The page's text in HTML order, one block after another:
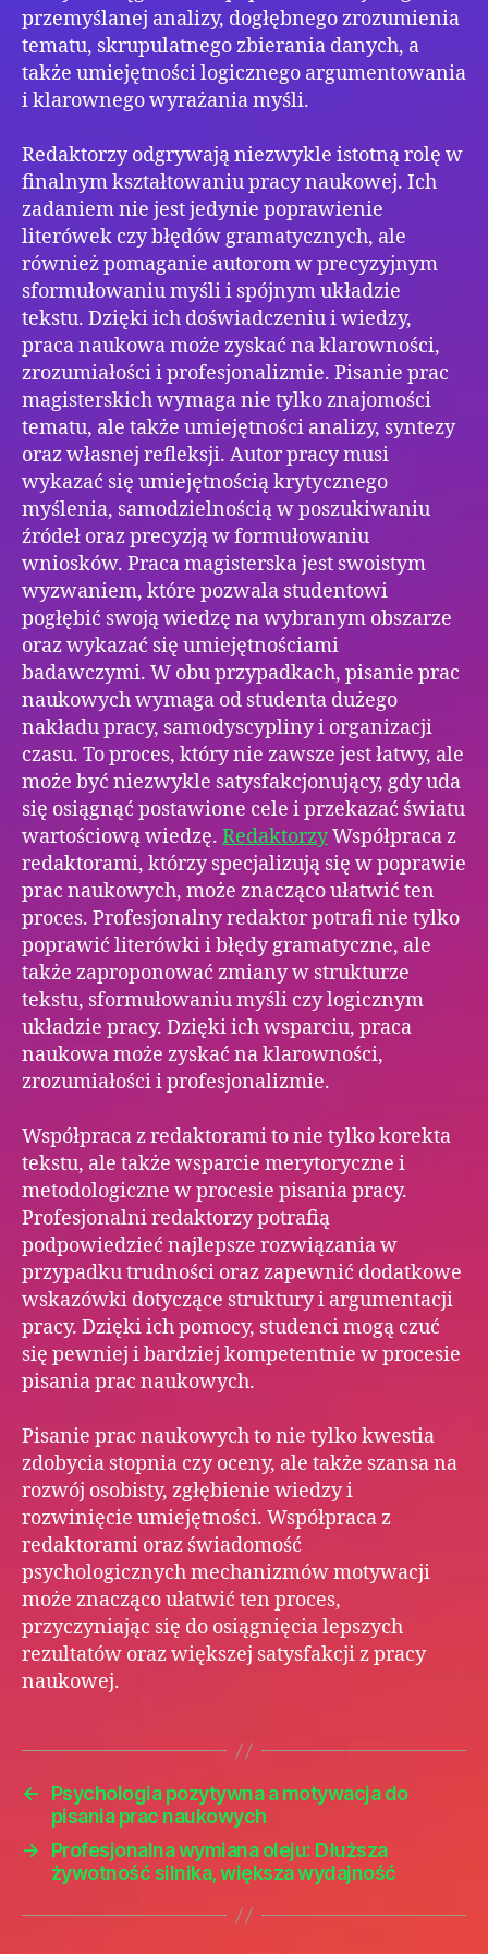
przemyślanej analizy, dogłębnego zrozumienia
tematu, skrupulatnego zbierania danych, a
także umiejętności logicznego argumentowania
i klarownego wyrażania myśli.
Redaktorzy odgrywają niezwykle istotną rolę w
finalnym kształtowaniu pracy naukowej. Ich
zadaniem nie jest jedynie poprawienie
literówek czy błędów gramatycznych, ale
również pomaganie autorom w precyzyjnym
sformułowaniu myśli i spójnym układzie
tekstu. Dzięki ich doświadczeniu i wiedzy,
praca naukowa może zyskać na klarowności,
zrozumiałości i profesjonalizmie. Pisanie prac
magisterskich wymaga nie tylko znajomości
tematu, ale także umiejętności analizy, syntezy
oraz własnej refleksji. Autor pracy musi
wykazać się umiejętnością krytycznego
myślenia, samodzielnością w poszukiwaniu
źródeł oraz precyzją w formułowaniu
wniosków. Praca magisterska jest swoistym
wyzwaniem, które pozwala studentowi
pogłębić swoją wiedzę na wybranym obszarze
oraz wykazać się umiejętnościami
badawczymi. W obu przypadkach, pisanie prac
naukowych wymaga od studenta dużego
nakładu pracy, samodyscypliny i organizacji
czasu. To proces, który nie zawsze jest łatwy, ale
może być niezwykle satysfakcjonujący, gdy uda
się osiągnąć postawione cele i przekazać światu
wartościową wiedzę. RedaktorzyWspółpraca z
redaktorami, którzy specjalizują się w poprawie
prac naukowych, może znacząco ułatwić ten
proces. Profesjonalny redaktor potrafi nie tylko
poprawić literówki i błędy gramatyczne, ale
także zaproponować zmiany w strukturze
tekstu, sformułowaniu myśli czy logicznym
układzie pracy. Dzięki ich wsparciu, praca
naukowa może zyskać na klarowności,
zrozumiałości i profesjonalizmie.
Współpraca z redaktorami to nie tylko korekta
tekstu, ale także wsparcie merytoryczne i
metodologiczne w procesie pisania pracy.
Profesjonalni redaktorzy potrafią
podpowiedzieć najlepsze rozwiązania w
przypadku trudności oraz zapewnić dodatkowe
wskazówki dotyczące struktury i argumentacji
pracy. Dzięki ich pomocy, studenci mogą czuć
się pewniej i bardziej kompetentnie w procesie
pisania prac naukowych.
Pisanie prac naukowych to nie tylko kwestia
zdobycia stopnia czy oceny, ale także szansa na
rozwój osobisty, zgłębienie wiedzy i
rozwinięcie umiejętności. Współpraca z
redaktorami oraz świadomość
psychologicznych mechanizmów motywacji
może znacząco ułatwić ten proces,
przyczyniając się do osiągnięcia lepszych
rezultatów oraz większej satysfakcji z pracy
naukowej.
←
Psychologia pozytywna a motywacja do
pisania prac naukowych
→
Profesjonalna wymiana oleju: Dłuższa
żywotność silnika, większa wydajność